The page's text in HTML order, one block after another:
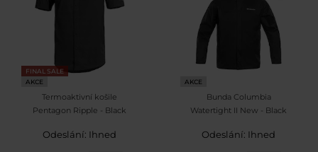
FINAL SALE
AKCE
Termoaktivní košile
Pentagon Ripple - Black
Odeslání: Ihned
AKCE
Bunda Columbia
Watertight II New - Black
Odeslání: Ihned